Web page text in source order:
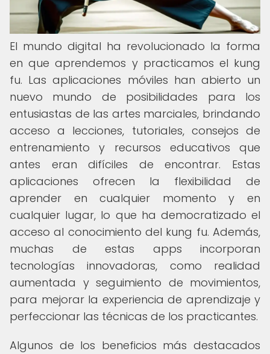
El mundo digital ha revolucionado la forma
en que aprendemos y practicamos el kung
fu. Las aplicaciones móviles han abierto un
nuevo mundo de posibilidades para los
entusiastas de las artes marciales, brindando
acceso a lecciones, tutoriales, consejos de
entrenamiento y recursos educativos que
antes eran difíciles de encontrar. Estas
aplicaciones ofrecen la flexibilidad de
aprender en cualquier momento y en
cualquier lugar, lo que ha democratizado el
acceso al conocimiento del kung fu. Además,
muchas de estas apps incorporan
tecnologías innovadoras, como realidad
aumentada y seguimiento de movimientos,
para mejorar la experiencia de aprendizaje y
perfeccionar las técnicas de los practicantes.
Algunos de los beneficios más destacados